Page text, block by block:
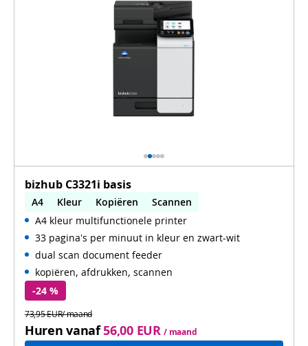
bizhub C3321i basis
A4 Kleur Kopiëren
Scannen
Automatisch dubbelzijdig printen
Automatisch dubbelzijdig scannen
WiFi
A4 kleur multifunctionele printer
33 pagina's per minuut in kleur en zwart-wit
dual scan document feeder
kopiëren, afdrukken, scannen
-24 %
73,95 EUR/ maand
Huren vanaf56,00 EUR / maand